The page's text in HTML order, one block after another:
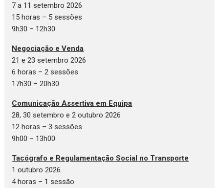
7 a 11 setembro 2026
15 horas – 5 sessões
9h30 – 12h30
Negociação e Venda
21 e 23 setembro 2026
6 horas – 2 sessões
17h30 – 20h30
Comunicação Assertiva em Equipa
28, 30 setembro e 2 outubro 2026
12 horas – 3 sessões
9h00 – 13h00
Tacógrafo e Regulamentação Social no Transporte
1 outubro 2026
4 horas – 1 sessão